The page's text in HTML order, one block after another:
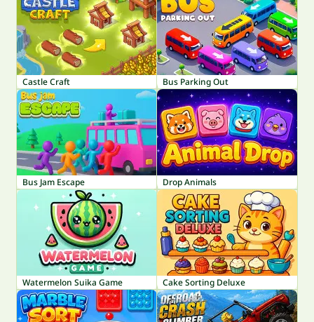
Castle Craft Bus Parking Out
Bus Jam Escape Drop Animals
Watermelon Suika Game Cake Sorting Deluxe